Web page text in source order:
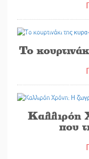
Το
Καλλιρόη
που